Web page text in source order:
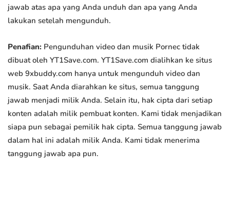
jawab atas apa yang Anda unduh dan apa yang Anda
lakukan setelah mengunduh.
Penafian: Pengunduhan video dan musik Pornec tidak
dibuat oleh YT1Save.com. YT1Save.com dialihkan ke situs
web 9xbuddy.com hanya untuk mengunduh video dan
musik. Saat Anda diarahkan ke situs, semua tanggung
jawab menjadi milik Anda. Selain itu, hak cipta dari setiap
konten adalah milik pembuat konten. Kami tidak menjadikan
siapa pun sebagai pemilik hak cipta. Semua tanggung jawab
dalam hal ini adalah milik Anda. Kami tidak menerima
tanggung jawab apa pun.